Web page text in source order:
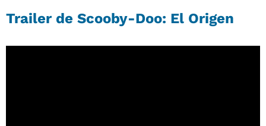
Trailer de Scooby-Doo: El Origen